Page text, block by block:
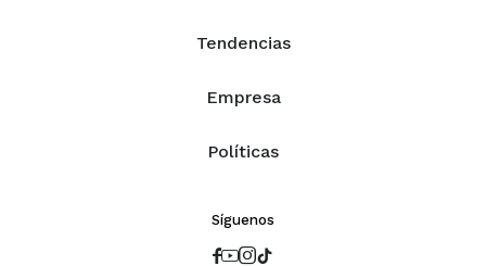
Tendencias
Empresa
Políticas
Síguenos
